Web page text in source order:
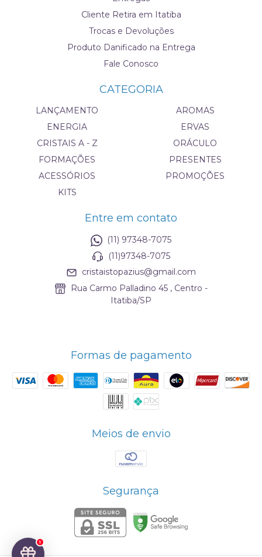
1
Cliente Retira em Itatiba
Trocas e Devoluções
Produto Danificado na Entrega
Fale Conosco
CATEGORIA
LANÇAMENTO
ENERGIA
CRISTAIS A - Z
FORMAÇÕES
ACESSÓRIOS
KITS
AROMAS
ERVAS
ORÁCULO
PRESENTES
PROMOÇÕES
Entre em contato
(11) 97348-7075
(11)97348-7075
cristaistopazius@gmail.com
Rua Carmo Palladino 45 , Centro -
Itatiba/SP
Formas de pagamento
Meios de envio
Segurança